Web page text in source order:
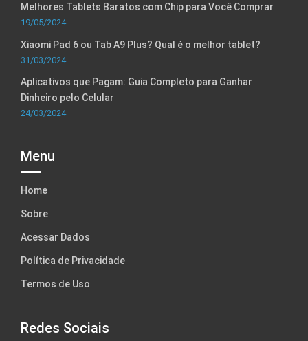
Melhores Tablets Baratos com Chip para Você Comprar
19/05/2024
Xiaomi Pad 6 ou Tab A9 Plus? Qual é o melhor tablet?
31/03/2024
Aplicativos que Pagam: Guia Completo para Ganhar
Dinheiro pelo Celular
24/03/2024
Menu
Home
Sobre
Acessar Dados
Política de Privacidade
Termos de Uso
Redes Sociais